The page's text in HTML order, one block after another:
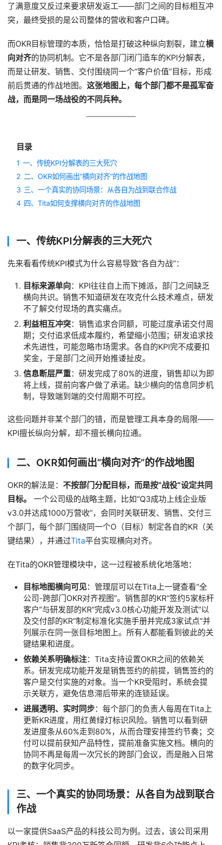
了满意度又反过来要求研发返工——部门之间的目标相互冲
突，最终受损的是公司整体的营收和客户口碑。
而OKR目标管理的本质，恰恰是打破这种纵向割裂，建立横
向对齐的协同机制。它不是各部门闭门造车的KPI分解表，
而是让研发、销售、交付围绕同一个“客户价值”目标，形成
前后贯通的作战地图。 这张地图上，每个部门都不是孤军奋
战，而是同一场战役的不同兵种。
目录
1 一、传统KPI分解表的三大死穴
2 二、OKR如何画出“横向对齐”的作战地图
3 三、一个真实的协同场景：从各自为战到联合作战
4 四、Tita如何支撑横向对齐的作战地图
一、传统KPI分解表的三大死穴
先来看看传统KPI模式为什么容易导致“各自为战”：
目标来源单向：KPI往往自上而下摊派，部门之间缺乏
横向共识。销售不知道研发在攻克什么技术难点，研发
不了解交付现场的真实痛点。
利益相互冲突：销售追求合同额，可能过度承诺交付周
期；交付追求低成本履约，希望缩小范围；研发追求技
术先进性，可能忽略市场需求。各自的KPI完不成要扣
奖金，于是部门之间开始推诿扯皮。
信息断层严重：研发完成了80%的进度，销售却以为即
将上线，提前向客户做了承诺。缺少横向的信息同步机
制，导致端到端的交付周期不可控。
这些问题并非某个部门的错，而是管理工具本身的局限——
KPI擅长纵向分解，却不擅长横向拉通。
二、OKR如何画出“横向对齐”的作战地图
OKR的解法是： 不按部门分配目标，而是按“战役”设定共同
目标。
一个公司级的战略主题，比如“Q3成功上线企业版
v3.0并达成1000万营收”，会同时关联研发、销售、交付三
个部门，每个部门围绕同一个O（目标）制定各自的KR（关
键结果），并通过Tita平台实现横向对齐。
在Tita的OKR管理模块中，这一过程被系统化地落地：
目标地图横向可见：管理层可以在Tita上一键查看“全
公司-跨部门OKR对齐视图”。销售部的KR“签约5家标杆
客户”与研发部的KR“完成v3.0核心功能开发及测试”以
及交付部的KR“制定标准化实施手册并完成3家试点”并
列展示在同一张目标地图上。所有人都能看到彼此的关
键结果和进度。
依赖关系明确标注：Tita支持设置OKR之间的依赖关
系。研发完成功能开发是销售签约的前提，销售签约的
客户是交付实施的对象。当一个KR受阻时，系统会提
示关联方，避免信息滞后带来的连锁延误。
进展透明、实时同步：每个部门的负责人每周在Tita上
更新KR进度，用红黄绿灯标识风险。销售可以看到研
发进度条从60%走到80%，从而合理安排签约节奏；交
付可以提前获知产品特性，提前准备实施文档。横向的
协同不再是每周一次冗长的跨部门会议，而是融入日常
的数字化同步。
三、一个真实的协同场景：从各自为战到联合
作战
以一家提供SaaS产品的科技公司为例。过去，该公司采用